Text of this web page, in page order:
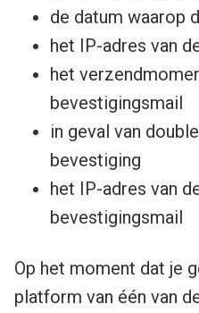
de datum waarop
het IP-adres van
het
bevestigingsmail
in geval van
bevestiging
het IP-adres van
bevestigingsmail
Op het moment dat je
platform van één van